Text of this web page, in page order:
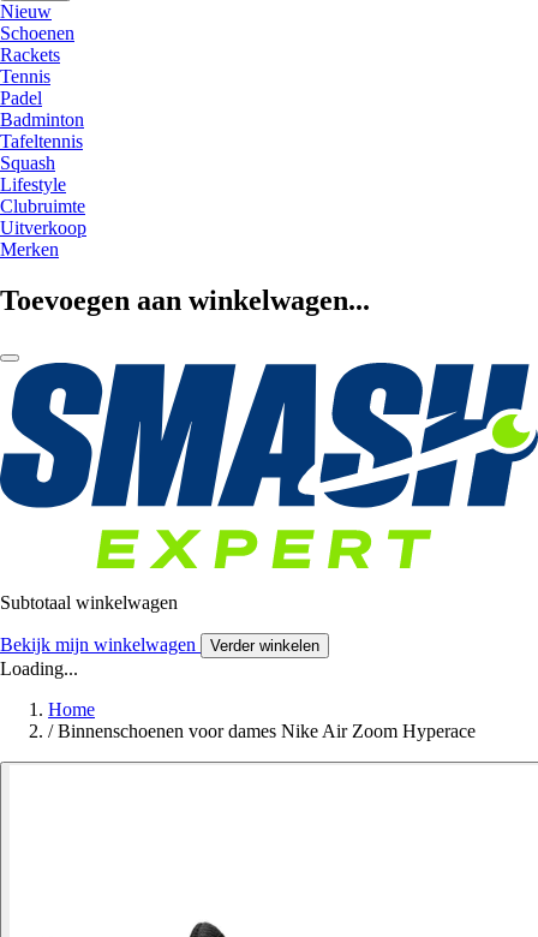
Nieuw
Schoenen
Rackets
Tennis
Padel
Badminton
Tafeltennis
Squash
Lifestyle
Clubruimte
Uitverkoop
Merken
Toevoegen aan winkelwagen...
Subtotaal winkelwagen
Bekijk mijn winkelwagen Verder winkelen
Loading...
Home
/ Binnenschoenen voor dames Nike Air Zoom Hyperace